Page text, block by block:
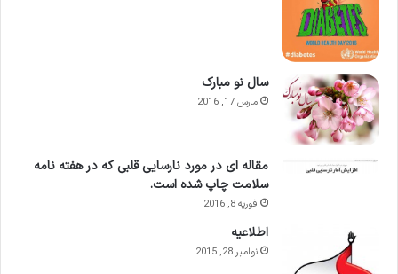
سال نو مبارک
مارس 17, 2016
مقاله ای در مورد نارسایی قلبی که در هفته نامه
سلامت چاپ شده است.
فوریه 8, 2016
اطلاعيه
نوامبر 28, 2015